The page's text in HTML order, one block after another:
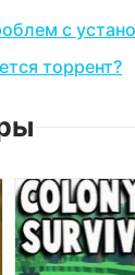
с
торрент?